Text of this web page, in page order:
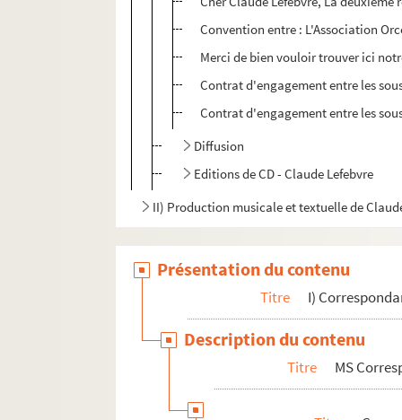
Convention entre : L'Association
Merci de bien vouloir trouver ici
Contrat d'engagement entre les
Contrat d'engagement entre les
Diffusion
Editions de CD - Claude Lefebvre
II) Production musicale et textuelle de
Présentation du contenu
Titre I)
Description du contenu
Titre MS